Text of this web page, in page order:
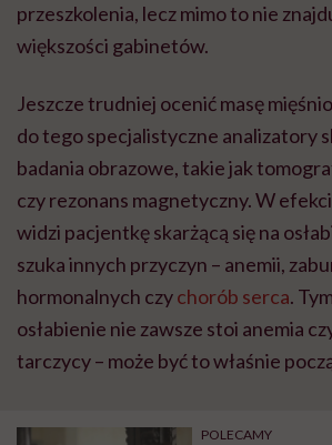
przeszkolenia, lecz mimo to nie
większości gabinetów.
Jeszcze trudniej ocenić masę
do tego specjalistyczne analizatory
badania obrazowe, takie jak
czy rezonans magnetyczny. W
widzi pacjentkę skarżącą się na
szuka innych przyczyn – anemii,
hormonalnych czychorób serca.
osłabienie nie zawsze stoi anemia
tarczycy – może być to właśnie
POLECAMY